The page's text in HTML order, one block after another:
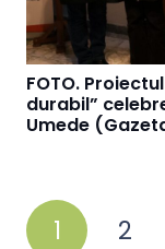
FOTO.
durabil”
Umede
1 2